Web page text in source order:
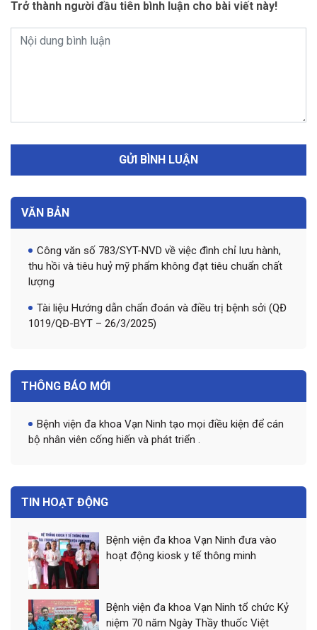
Trở thành người đầu tiên bình luận cho bài viết này!
VĂN BẢN
Công văn số 783/SYT-NVD về việc đình chỉ lưu hành,
thu hồi và tiêu huỷ mỹ phẩm không đạt tiêu chuẩn chất
lượng
Tài liệu Hướng dẫn chẩn đoán và điều trị bệnh sởi (QĐ
1019/QĐ-BYT – 26/3/2025)
THÔNG BÁO MỚI
Bệnh viện đa khoa Vạn Ninh tạo mọi điều kiện để cán
bộ nhân viên cống hiến và phát triển .
TIN HOẠT ĐỘNG
Bệnh viện đa khoa Vạn Ninh đưa vào
hoạt động kiosk y tế thông minh
Bệnh viện đa khoa Vạn Ninh tổ chức Kỷ
niệm 70 năm Ngày Thầy thuốc Việt